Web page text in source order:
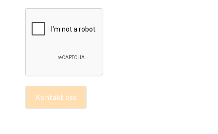
Kontakt oss